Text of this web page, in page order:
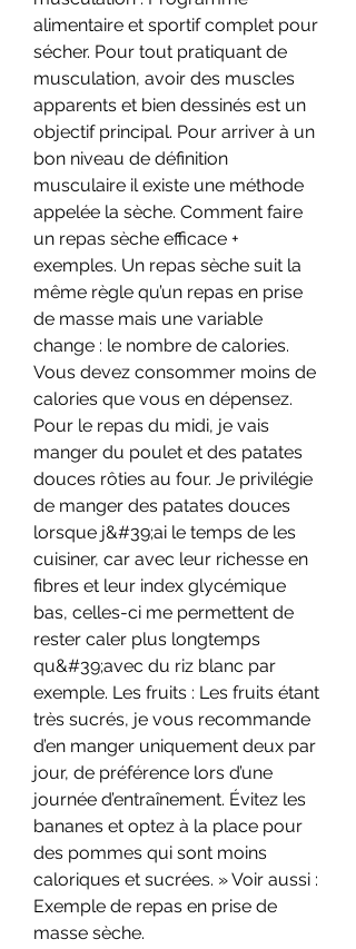
alimentaire et sportif complet pour
sécher. Pour tout pratiquant de
musculation, avoir des muscles
apparents et bien dessinés est un
objectif principal. Pour arriver à un
bon niveau de définition
musculaire il existe une méthode
appelée la sèche. Comment faire
un repas sèche efficace +
exemples. Un repas sèche suit la
même règle qu’un repas en prise
de masse mais une variable
change : le nombre de calories.
Vous devez consommer moins de
calories que vous en dépensez.
Pour le repas du midi, je vais
manger du poulet et des patates
douces rôties au four. Je privilégie
de manger des patates douces
lorsque j&#39;ai le temps de les
cuisiner, car avec leur richesse en
fibres et leur index glycémique
bas, celles-ci me permettent de
rester caler plus longtemps
qu&#39;avec du riz blanc par
exemple. Les fruits : Les fruits étant
très sucrés, je vous recommande
d’en manger uniquement deux par
jour, de préférence lors d’une
journée d’entraînement. Évitez les
bananes et optez à la place pour
des pommes qui sont moins
caloriques et sucrées. » Voir aussi :
Exemple de repas en prise de
masse sèche.